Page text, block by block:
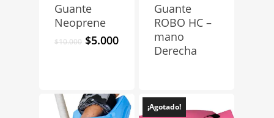
Guante
Neoprene
$10.000 El
$10.000.
$5.000El
$5.000.
Guante
ROBO HC –
mano
Derecha
¡Agotado!